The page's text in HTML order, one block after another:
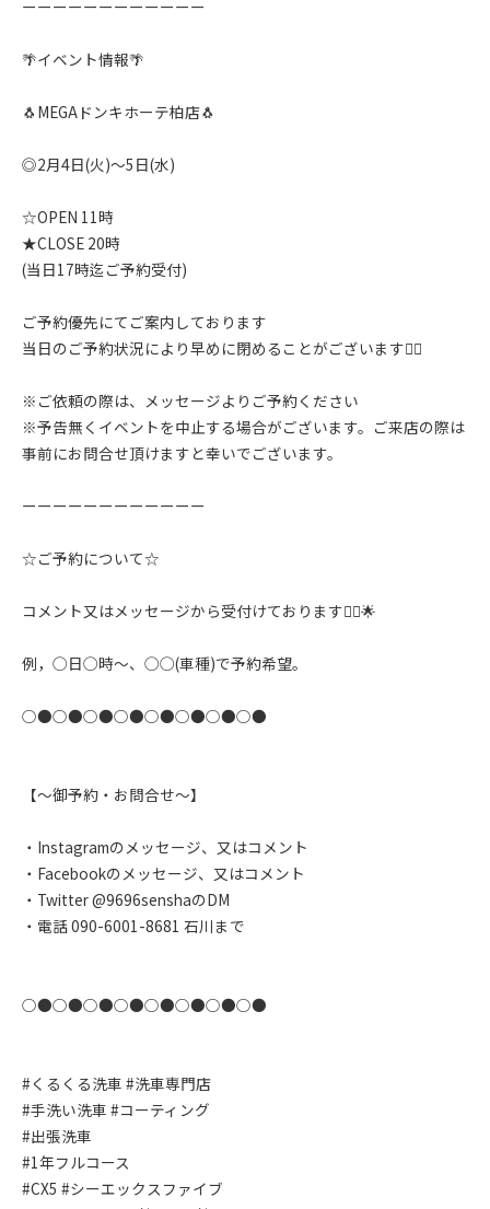
ーーーーーーーーーーーー
🌴イベント情報🌴
🐧MEGAドンキホーテ柏店🐧
◎2月4日(火)〜5日(水)
☆OPEN 11時
★CLOSE 20時
(当日17時迄ご予約受付)
ご予約優先にてご案内しております
当日のご予約状況により早めに閉めることがございます🙇‍♂️
※ご依頼の際は、メッセージよりご予約ください
※予告無くイベントを中止する場合がございます。ご来店の際は
事前にお問合せ頂けますと幸いでございます。
ーーーーーーーーーーーー
☆ご予約について☆
コメント又はメッセージから受付けております🙇‍♂️🌟
例，◯日◯時〜、◯◯(車種)で予約希望。
○●○●○●○●○●○●○●○●
【〜御予約・お問合せ〜】
・Instagramのメッセージ、又はコメント
・Facebookのメッセージ、又はコメント
・Twitter @9696senshaのDM
・電話 090-6001-8681 石川まで
○●○●○●○●○●○●○●○●
#くるくる洗車 #洗車専門店
#手洗い洗車 #コーティング
#出張洗車
#1年フルコース
#CX5 #シーエックスファイブ